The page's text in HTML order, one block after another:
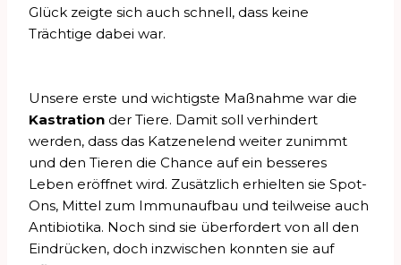
Glück zeigte sich auch schnell, dass keine
Trächtige dabei war.
Unsere erste und wichtigste Maßnahme war die
Kastration der Tiere. Damit soll verhindert
werden, dass das Katzenelend weiter zunimmt
und den Tieren die Chance auf ein besseres
Leben eröffnet wird. Zusätzlich erhielten sie Spot-
Ons, Mittel zum Immunaufbau und teilweise auch
Antibiotika. Noch sind sie überfordert von all den
Eindrücken, doch inzwischen konnten sie auf